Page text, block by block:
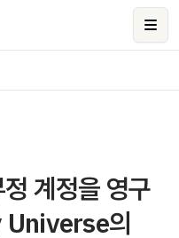
계정을 영구
의